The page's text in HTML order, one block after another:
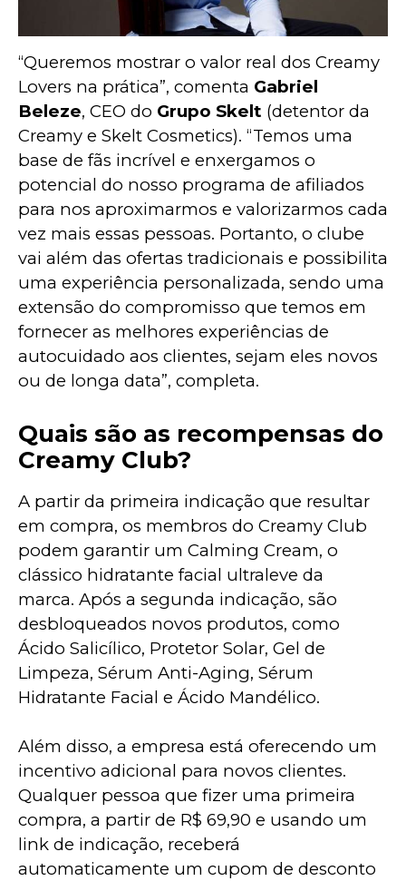
“Queremos mostrar o valor real dos Creamy
Lovers na prática”, comenta Gabriel
Beleze, CEO do Grupo Skelt (detentor da
Creamy e Skelt Cosmetics). “Temos uma
base de fãs incrível e enxergamos o
potencial do nosso programa de afiliados
para nos aproximarmos e valorizarmos cada
vez mais essas pessoas. Portanto, o clube
vai além das ofertas tradicionais e possibilita
uma experiência personalizada, sendo uma
extensão do compromisso que temos em
fornecer as melhores experiências de
autocuidado aos clientes, sejam eles novos
ou de longa data”, completa.
Quais são as recompensas do
Creamy Club?
A partir da primeira indicação que resultar
em compra, os membros do Creamy Club
podem garantir um Calming Cream, o
clássico hidratante facial ultraleve da
marca. Após a segunda indicação, são
desbloqueados novos produtos, como
Ácido Salicílico, Protetor Solar, Gel de
Limpeza, Sérum Anti-Aging, Sérum
Hidratante Facial e Ácido Mandélico.
Além disso, a empresa está oferecendo um
incentivo adicional para novos clientes.
Qualquer pessoa que fizer uma primeira
compra, a partir de R$ 69,90 e usando um
link de indicação, receberá
automaticamente um cupom de desconto